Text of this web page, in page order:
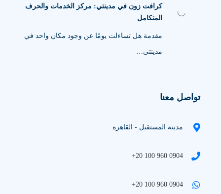
كرافت زون في مدينتي: مركز الخدمات والحرف
المتكامل
مقدمة هل تساءلت يومًا عن وجود مكان واحد في
مدينتي…
تواصل معنا
مدينة المستقبل - القاهرة
+20 100 960 0904
+20 100 960 0904